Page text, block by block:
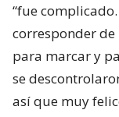
“fue
corresponder
para marcar y
se
así que muy